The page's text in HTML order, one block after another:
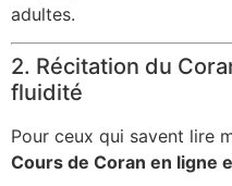
adultes.
2. Récitation du
fluidité
Pour ceux qui savent lire
Cours de Coran en ligne